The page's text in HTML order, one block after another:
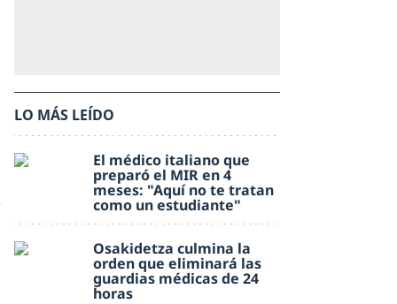
LO MÁS LEÍDO
El médico italiano que
preparó el MIR en 4
meses: "Aquí no te tratan
como un estudiante"
Osakidetza culmina la
orden que eliminará las
guardias médicas de 24
horas